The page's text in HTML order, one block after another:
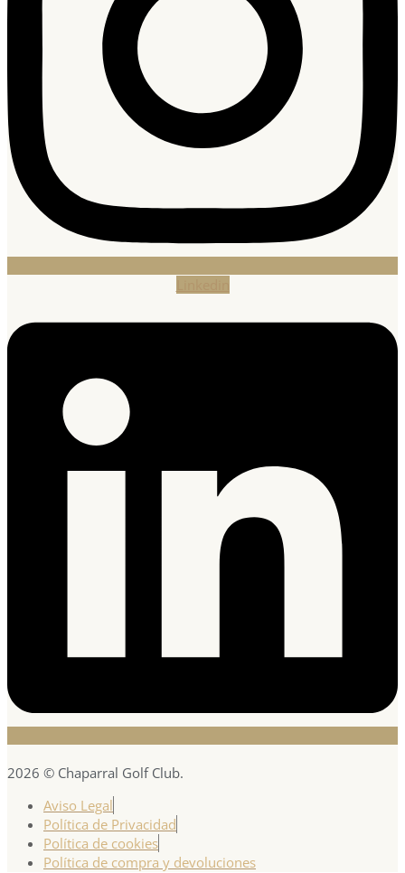
2026 © Chaparral Golf Club.
Aviso Legal
Política de Privacidad
Política de cookies
Política de compra y devoluciones